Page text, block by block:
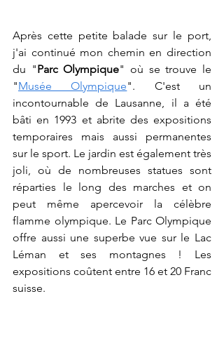
Après cette petite balade sur le port,
j'ai continué mon chemin en direction
du "Parc Olympique" où se trouve le
"Musée Olympique". C'est un
incontournable de Lausanne, il a été
bâti en 1993 et abrite des expositions
temporaires mais aussi permanentes
sur le sport. Le jardin est également très
joli, où de nombreuses statues sont
réparties le long des marches et on
peut même apercevoir la célèbre
flamme olympique. Le Parc Olympique
offre aussi une superbe vue sur le Lac
Léman et ses montagnes ! Les
expositions coûtent entre 16 et 20 Franc
suisse.